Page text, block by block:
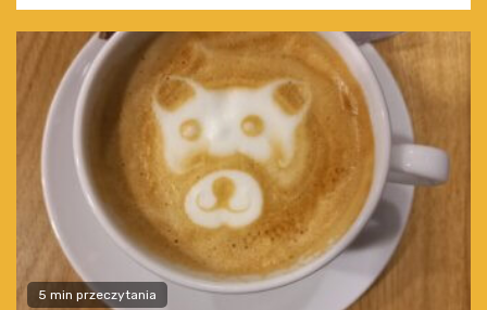
5 min przeczytania